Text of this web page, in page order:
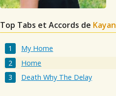
Top Tabs et Accords de
My Home
Home
Death Why The Delay